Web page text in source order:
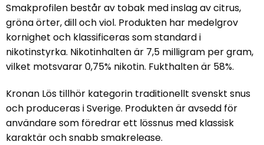
Smakprofilen består av tobak med inslag av citrus,
gröna örter, dill och viol. Produkten har medelgrov
kornighet och klassificeras som standard i
nikotinstyrka. Nikotinhalten är 7,5 milligram per gram,
vilket motsvarar 0,75% nikotin. Fukthalten är 58%.
Kronan Lös tillhör kategorin traditionellt svenskt snus
och produceras i Sverige. Produkten är avsedd för
användare som föredrar ett lössnus med klassisk
karaktär och snabb smakrelease.